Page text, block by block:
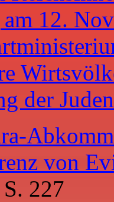
12.
der
von
S. 227